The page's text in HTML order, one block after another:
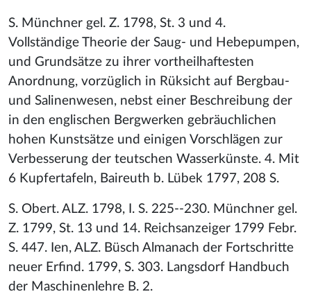
S. Münchner gel. Z. 1798, St. 3 und 4.
Vollständige Theorie der Saug- und Hebepumpen,
und Grundsätze zu ihrer vortheilhaftesten
Anordnung, vorzüglich in Rüksicht auf Bergbau-
und Salinenwesen, nebst einer Beschreibung der
in den englischen Bergwerken gebräuchlichen
hohen Kunstsätze und einigen Vorschlägen zur
Verbesserung der teutschen Wasserkünste. 4. Mit
6 Kupfertafeln, Baireuth b. Lübek 1797, 208 S.
S. Obert. ALZ. 1798, I. S. 225--230. Münchner gel.
Z. 1799, St. 13 und 14. Reichsanzeiger 1799 Febr.
S. 447. Ien, ALZ. Büsch Almanach der Fortschritte
neuer Erfind. 1799, S. 303. Langsdorf Handbuch
der Maschinenlehre B. 2.